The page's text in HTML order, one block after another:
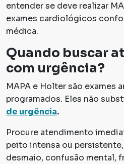
entender se deve realizar
exames cardiológicos
médica.
Quando buscar
com urgência?
MAPA e Holter são exames
programados. Eles não
de urgência.
Procure atendimento
peito intensa ou
desmaio, confusão mental,